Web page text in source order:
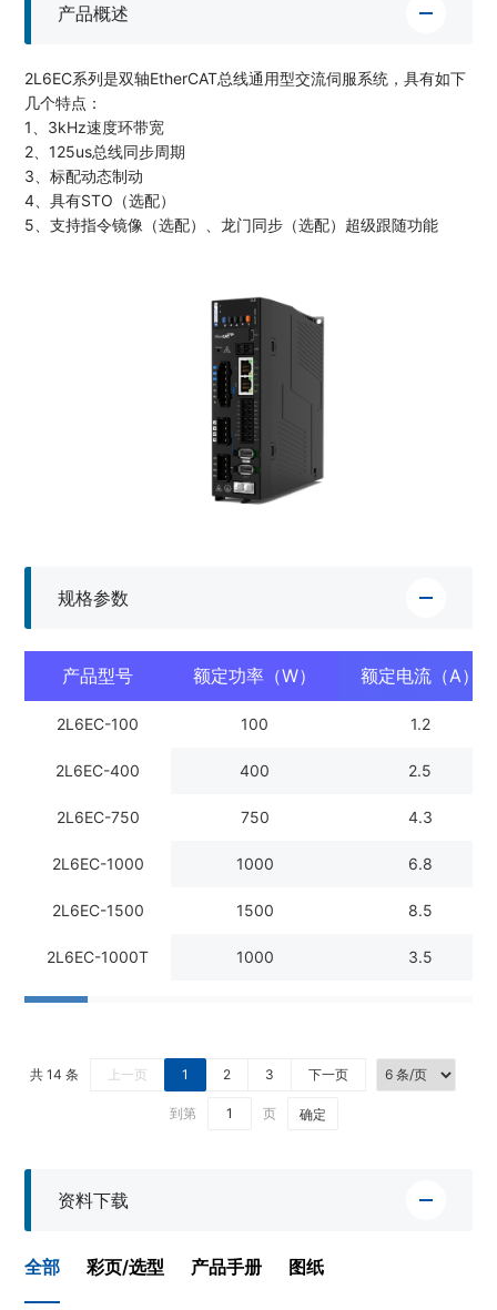
产品概述
2L6EC系列是双轴EtherCAT总线通用型交流伺服系统，具有如下
几个特点：
1、3kHz速度环带宽
2、125us总线同步周期
3、标配动态制动
4、具有STO（选配）
5、支持指令镜像（选配）、龙门同步（选配）超级跟随功能
规格参数
产品型号 额定功率（W） 额定电流（A）
2L6EC-100 100 1.2
2L6EC-400 400 2.5
2L6EC-750 750 4.3
2L6EC-1000 1000 6.8
2L6EC-1500 1500 8.5
2L6EC-1000T 1000 3.5
共 14 条 上一页 1 2 3 下一页
到第 页 确定
资料下载
全部 彩页/选型 产品手册 图纸